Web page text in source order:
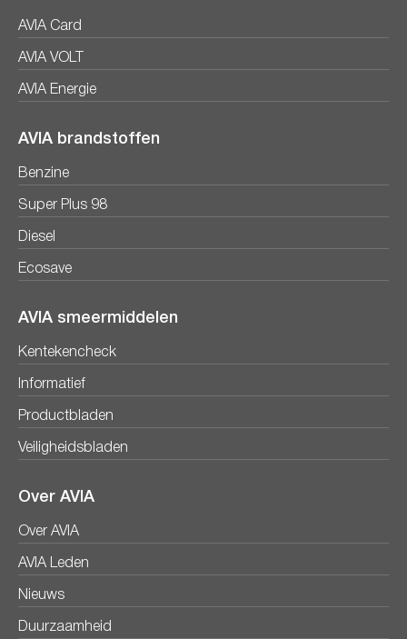
AVIA Card
AVIA VOLT
AVIA Energie
AVIA brandstoffen
Benzine
Super Plus 98
Diesel
Ecosave
AVIA smeermiddelen
Kentekencheck
Informatief
Productbladen
Veiligheidsbladen
Over AVIA
Over AVIA
AVIA Leden
Nieuws
Duurzaamheid